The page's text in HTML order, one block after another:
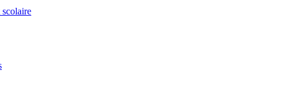
scolaire